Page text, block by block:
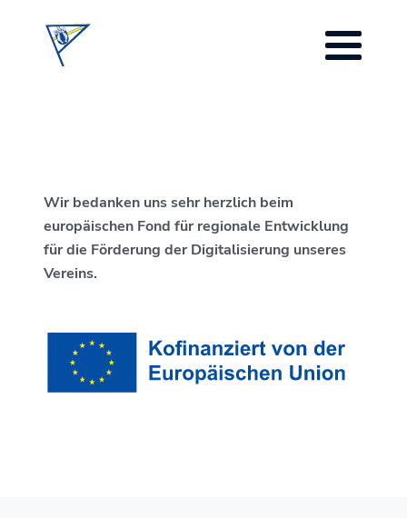
Wir bedanken uns sehr herzlich beim
europäischen Fond für regionale Entwicklung
für die Förderung der Digitalisierung unseres
Vereins.